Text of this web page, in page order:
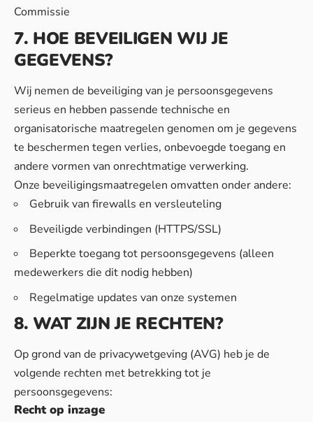
Commissie
7. HOE BEVEILIGEN WIJ JE
GEGEVENS?
Wij nemen de beveiliging van je persoonsgegevens
serieus en hebben passende technische en
organisatorische maatregelen genomen om je gegevens
te beschermen tegen verlies, onbevoegde toegang en
andere vormen van onrechtmatige verwerking.
Onze beveiligingsmaatregelen omvatten onder andere:
Gebruik van firewalls en versleuteling
Beveiligde verbindingen (HTTPS/SSL)
Beperkte toegang tot persoonsgegevens (alleen
medewerkers die dit nodig hebben)
Regelmatige updates van onze systemen
8. WAT ZIJN JE RECHTEN?
Op grond van de privacywetgeving (AVG) heb je de
volgende rechten met betrekking tot je
persoonsgegevens:
Recht op inzage